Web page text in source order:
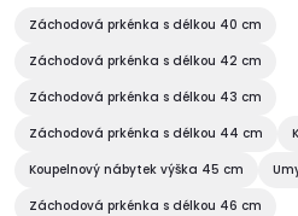
á
d
a
c
Záchodová prkénka s délkou 40 cm
Záchodová prkénka s délkou 42 cm
Záchodová prkénka s délkou 43 cm
Záchodová prkénka s délkou 44 cm
Koupelnový nábytek výška 45 cm
Záchodová prkénka s délkou 46 cm